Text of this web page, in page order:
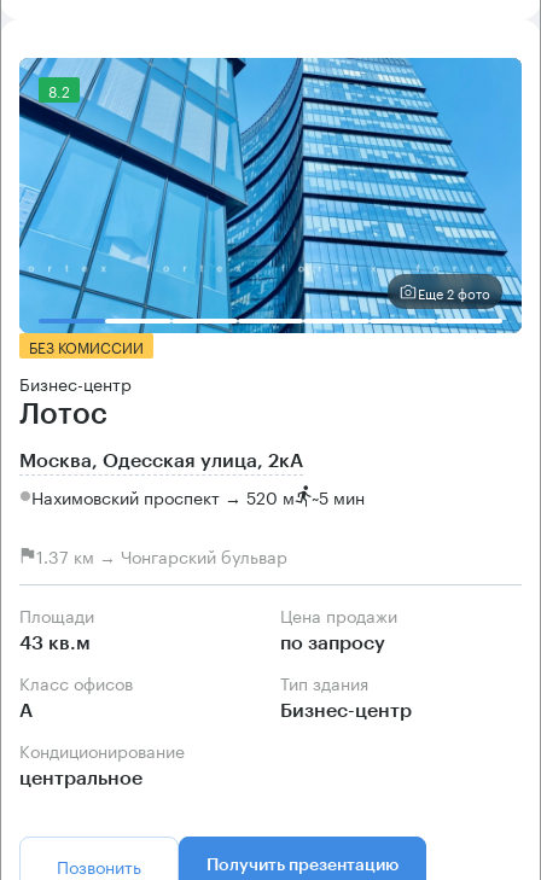
8.2
Еще 2 фото
БЕЗ КОМИССИИ
Бизнес-центр
Лотос
Москва, Одесская улица, 2кА
Нахимовский проспект → 520 м ~5 мин
1.37 км → Чонгарский бульвар
Площади
43 кв.м
Цена продажи
по запросу
Класс офисов
А
Тип здания
Бизнес-центр
Кондиционирование
центральное
Позвонить Получить презентацию